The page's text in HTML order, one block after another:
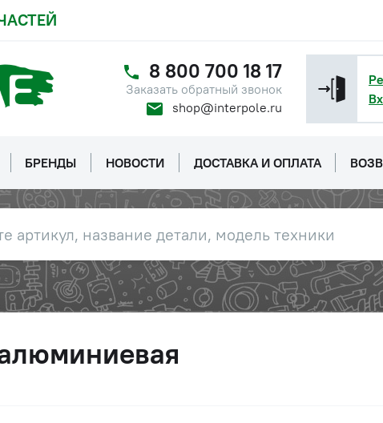
8 800 700 18 17
Заказать обратный звонок
shop@interpole.ru
БРЕНДЫ НОВОСТИ ДОСТАВКА И ОПЛАТА